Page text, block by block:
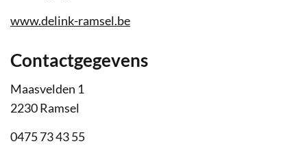
www.delink-ramsel.be
Contactgegevens
Adres
Maasvelden 1
,2230Ramsel
Tel.
0475 73 43 55